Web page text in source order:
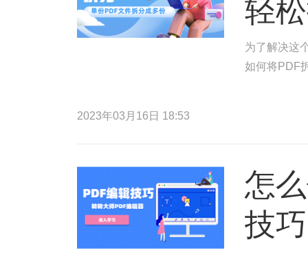
轻
为了解决这
如何将PDF
2023年03月16日 18:53
怎
技巧